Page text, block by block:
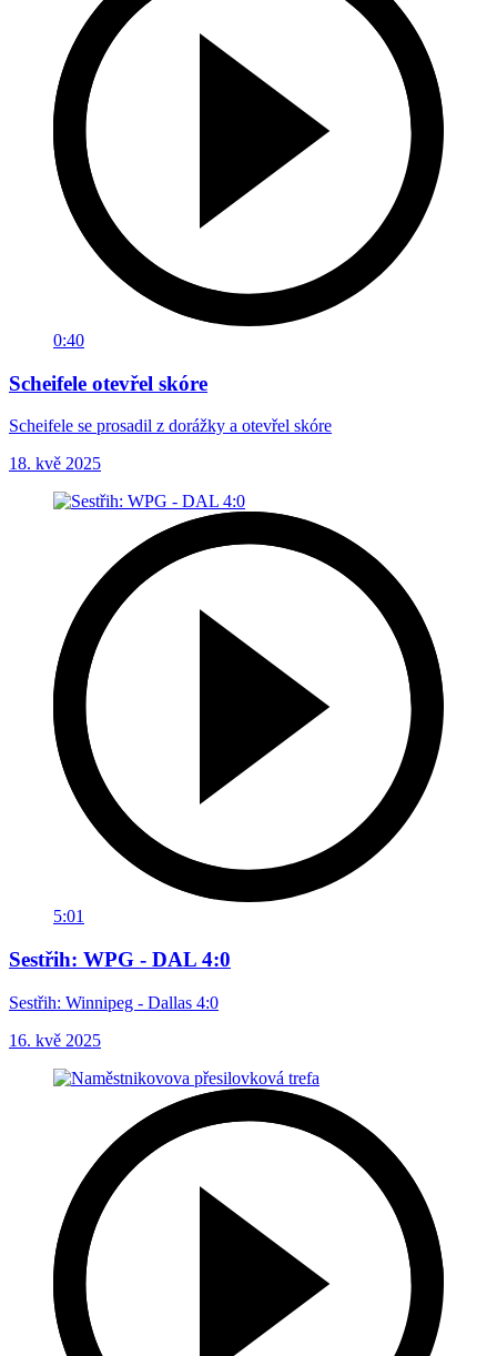
0:40
Scheifele otevřel skóre
Scheifele se prosadil z dorážky a otevřel skóre
18. kvě 2025
5:01
Sestřih: WPG - DAL 4:0
Sestřih: Winnipeg - Dallas 4:0
16. kvě 2025